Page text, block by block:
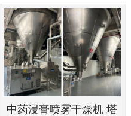
中药浸膏喷雾干燥机 塔